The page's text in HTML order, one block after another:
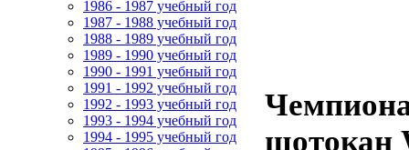
1986 - 1987 учебный год
1987 - 1988 учебный год
1988 - 1989 учебный год
1989 - 1990 учебный год
1990 - 1991 учебный год
1991 - 1992 учебный год
1992 - 1993 учебный год
1993 - 1994 учебный год
1994 - 1995 учебный год
шотокан